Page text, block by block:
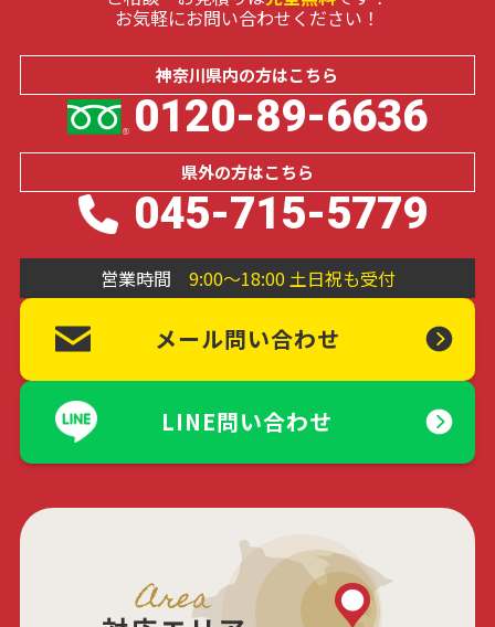
お気軽にお問い合わせください！
神奈川県内の方はこちら
0120-89-6636
県外の方はこちら
045-715-5779
営業時間 9:00～18:00 土日祝も受付
メール問い合わせ
LINE問い合わせ